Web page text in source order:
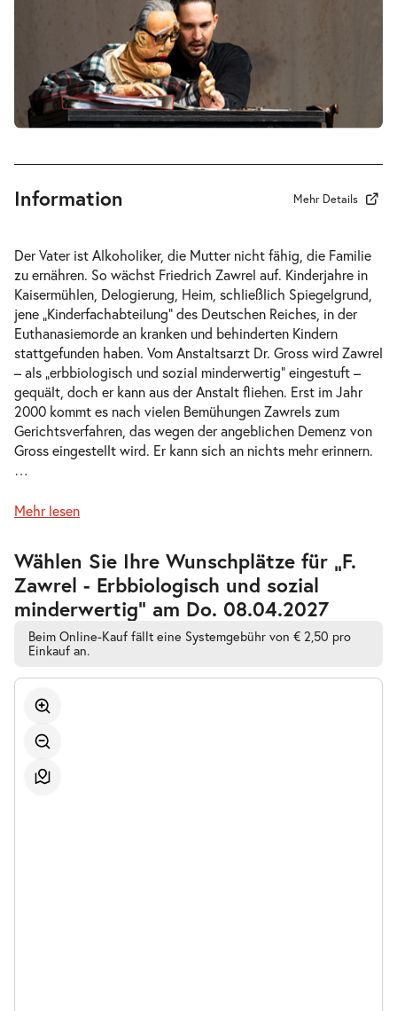
Information Mehr Details
Der Vater ist Alkoholiker, die Mutter nicht fähig, die Familie
zu ernähren. So wächst Friedrich Zawrel auf. Kinderjahre in
Kaisermühlen, Delogierung, Heim, schließlich Spiegelgrund,
jene „Kinderfachabteilung“ des Deutschen Reiches, in der
Euthanasiemorde an kranken und behinderten Kindern
stattgefunden haben. Vom Anstaltsarzt Dr. Gross wird Zawrel
– als „erbbiologisch und sozial minderwertig“ eingestuft –
gequält, doch er kann aus der Anstalt fliehen. Erst im Jahr
2000 kommt es nach vielen Bemühungen Zawrels zum
Gerichtsverfahren, das wegen der angeblichen Demenz von
Gross eingestellt wird. Er kann sich an nichts mehr erinnern.
…
Mehr lesen
Wählen Sie Ihre Wunschplätze für „F.
Zawrel - Erbbiologisch und sozial
minderwertig” am Do. 08.04.2027
Beim Online-Kauf fällt eine Systemgebühr von € 2,50 pro
Einkauf an.
Zur
barrierefreien
automatischen
Bestplatzwahl